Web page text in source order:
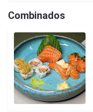
Combinados